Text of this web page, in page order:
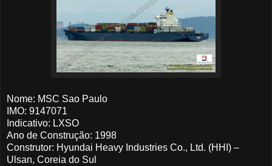
Nome: MSC Sao Paulo
IMO: 9147071
Indicativo: LXSO
Ano de Construção: 1998
Construtor: Hyundai Heavy Industries Co., Ltd. (HHI) –
Ulsan, Coreia do Sul